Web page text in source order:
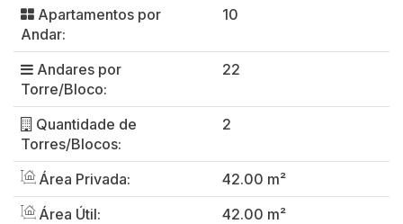
Apartamentos por
Andar:
10
Andares por
Torre/Bloco:
22
Quantidade de
Torres/Blocos:
2
Área Privada:
42.00 m²
Área Útil:
42.00 m²